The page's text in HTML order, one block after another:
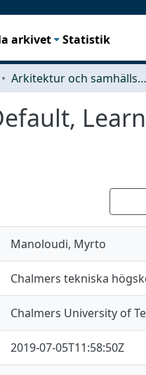
arkivet Statistik
Arkitektur och samhällsbyggnadsteknik (ACE)
Manoloudi, Myrto
Chalmers tekniska
Chalmers University of
2019-07-05T11:58:50Z